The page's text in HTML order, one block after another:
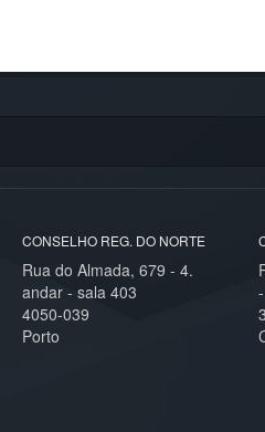
CONSELHO REG. DO NORTE
Rua do Almada, 679 - 4.
andar - sala 403
4050-039
Porto